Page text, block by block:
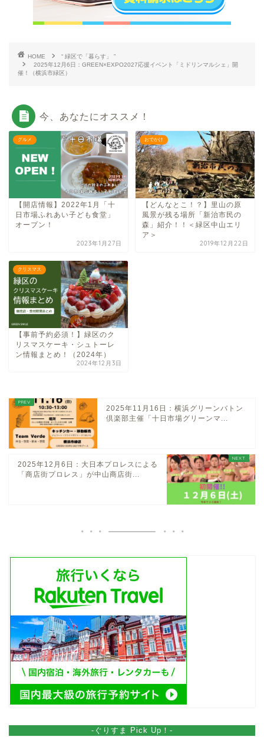
HOME
“ 緑区で「暮らす」 ”
2025年12月6日：GREEN×EXPO2027応援イベント「ミドリンマルシェ」開
催！（横浜市緑区）
今、あなたにオススメ！
グルメ
【開店情報】2022年1月「十
日市場ふれあい子ども食堂」
オープン！
2023年1月27日
おでかけ
【どんなとこ！？】里山の原
風景が残る場所「新治市民の
森」紹介！！＜緑区中山エリ
ア＞
2019年12月22日
クリスマス
【事前予約必須！】緑区のク
リスマスケーキ・シュトーレ
ン情報まとめ！（2024年）
2024年12月3日
2025年11月16日：横浜グリーンバトン
倶楽部主催「十日市場グリーンマ...
2025年12月6日：大日本プロレスによる
「商店街プロレス」が中山商店街...
-ぐりすま Pick Up！-